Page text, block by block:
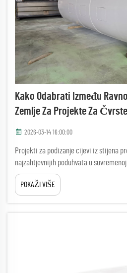
Kako Odabrati Između
Zemlje Za Projekte Za
2026-03-14 16:00:00
Projekti za podizanje cijevi iz stijena
najzahtjevnijih poduhvata u
zahtijevaju specijaliziranu opremu
stjenovite formacije uz održavanje
Sel...
POKAŽI VIŠE